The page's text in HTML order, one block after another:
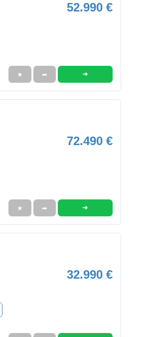
52.990 €
★ ➦ ➜
72.490 €
★ ➦ ➜
32.990 €